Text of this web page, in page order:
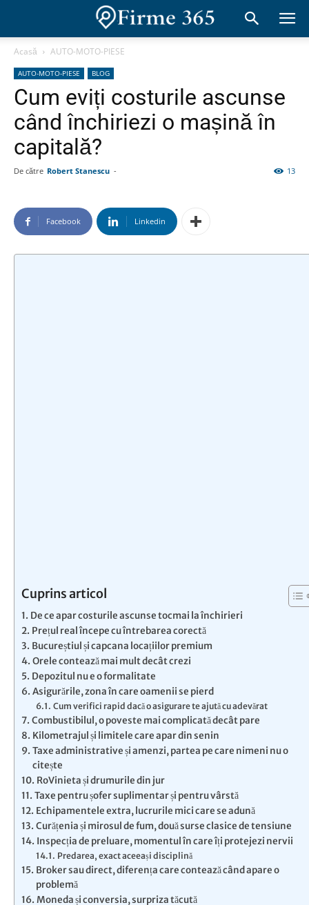
Acasă AUTO-MOTO-PIESE
AUTO-MOTO-PIESE BLOG
Cum eviți costurile ascunse
când închiriezi o mașină în
capitală?
De către Robert Stanescu - 13
Facebook Linkedin
Cuprins articol
De ce apar costurile ascunse tocmai la închirieri
Prețul real începe cu întrebarea corectă
Bucureștiul și capcana locațiilor premium
Orele contează mai mult decât crezi
Depozitul nu e o formalitate
Asigurările, zona în care oamenii se pierd
Cum verifici rapid dacă o asigurare te ajută cu adevărat
Combustibilul, o poveste mai complicată decât pare
Kilometrajul și limitele care apar din senin
Taxe administrative și amenzi, partea pe care nimeni nu o
citește
RoVinieta și drumurile din jur
Taxe pentru șofer suplimentar și pentru vârstă
Echipamentele extra, lucrurile mici care se adună
Curățenia și mirosul de fum, două surse clasice de tensiune
Inspecția de preluare, momentul în care îți protejezi nervii
Predarea, exact aceeași disciplină
Broker sau direct, diferența care contează când apare o
problemă
Moneda și conversia, surpriza tăcută